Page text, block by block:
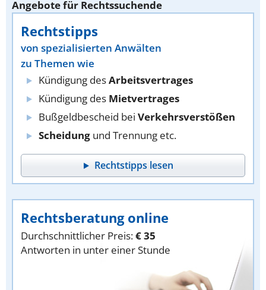
Angebote für Rechtssuchende
Rechtstipps
von spezialisierten Anwälten
zu Themen wie
Kündigung desArbeitsvertrages
Kündigung des Mietvertrages
Bußgeldbescheid bei Verkehrsverstößen
Scheidung und Trennung etc.
Rechtstipps lesen
Rechtsberatung online
Durchschnittlicher Preis:€ 35
Antworten in unter einer Stunde